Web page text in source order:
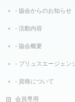
協会からのお知らせ
活動内容
協会概要
プリュスエージェン
資格について
会員専用